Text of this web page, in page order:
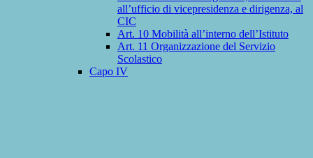
all’ufficio di vicepresidenza e dirigenza, al
CIC
Art. 10 Mobilità all’interno dell’Istituto
Art. 11 Organizzazione del Servizio
Scolastico
Capo IV